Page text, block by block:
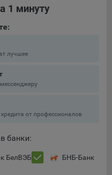
изменения
умолчанию
1 минуту
лучшее
от профессионалов
банки:
БелВЭБ БНБ-Банк